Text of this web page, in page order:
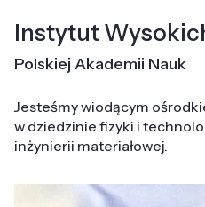
Instytut
Polskiej Akademii Nauk
Jesteśmy wiodącym
w dziedzinie fizyki i
inżynierii materiałowej.